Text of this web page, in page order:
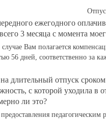
ежегодного
3 месяца с момента
Вам полагается
56 дней, соответственно за
длительный отпуск
с которой уходила
ли это?